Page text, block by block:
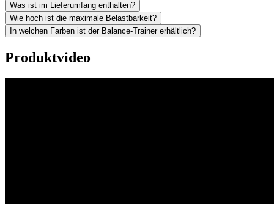
Was ist im Lieferumfang enthalten?
Wie hoch ist die maximale Belastbarkeit?
In welchen Farben ist der Balance-Trainer erhältlich?
Produktvideo